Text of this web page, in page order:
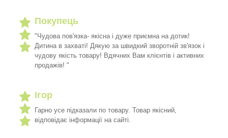
Покупець
"Чудова пов'язка- якісна і дуже приємна на дотик!
Дитина в захваті! Дякую за швидкий зворотній зв'язок і
чудову якість товару! Вдячних Вам клієнтів і активних
продажів! "
Ігор
Гарно усе підказали по товару. Товар якісний,
відповідає інформації на сайті.